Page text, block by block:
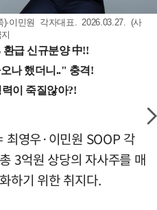
이민원 각자대표. 2026.03.27. (사
최영우·이민원 SOOP 각
3억원 상당의 자사주를 매
하기 위한 취지다.